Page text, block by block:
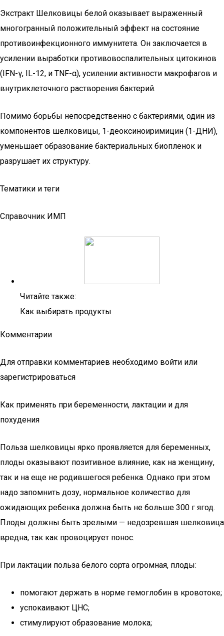
Экстракт Шелковицы белой оказывает выраженный
многогранный положительный эффект на состояние
противоинфекционного иммунитета. Он заключается в
усилении выработки противовоспалительных цитокинов
(IFN-γ, IL-12, и TNF-α), усилении активности макрофагов и
внутриклеточного растворения бактерий.
Помимо борьбы непосредственно с бактериями, один из
компонентов шелковицы, 1-деоксиноиримицин (1-ДНИ),
уменьшает образование бактериальных биопленок и
разрушает их структуру.
Тематики и теги
Справочник ИМП
Читайте также:
Как выбирать продукты
Комментарии
Для отправки комментариев необходимо войти или
зарегистрироваться
Как применять при беременности, лактации и для
похудения
Польза шелковицы ярко проявляется для беременных,
плоды оказывают позитивное влияние, как на женщину,
так и на еще не родившегося ребенка. Однако при этом
надо запомнить дозу, нормальное количество для
ожидающих ребенка должна быть не больше 300 г ягод.
Плоды должны быть зрелыми — недозревшая шелковица
вредна, так как провоцирует понос.
При лактации польза белого сорта огромная, плоды:
помогают держать в норме гемоглобин в кровотоке;
успокаивают ЦНС;
стимулируют образование молока;